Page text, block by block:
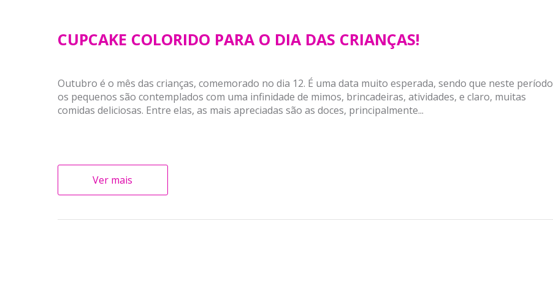
CUPCAKE COLORIDO PARA O DIA DAS CRIANÇAS!
Outubro é o mês das crianças, comemorado no dia 12. É uma data muito esperada, sendo que neste período
os pequenos são contemplados com uma infinidade de mimos, brincadeiras, atividades, e claro, muitas
comidas deliciosas. Entre elas, as mais apreciadas são as doces, principalmente...
Ver mais